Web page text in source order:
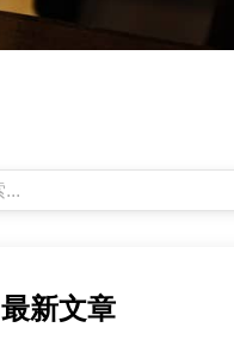
最新文章